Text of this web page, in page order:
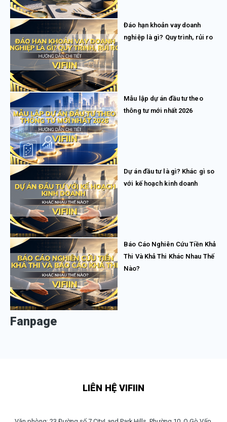
Đáo hạn khoản vay doanh
nghiệp là gì? Quy trình, rủi ro
Mẫu lập dự án đầu tư theo
thông tư mới nhất 2026
Dự án đầu tư là gì? Khác gì so
với kế hoạch kinh doanh
Báo Cáo Nghiên Cứu Tiền Khả
Thi Và Khả Thi Khác Nhau Thế
Nào?
Fanpage
LIÊN HỆ VIFIIN